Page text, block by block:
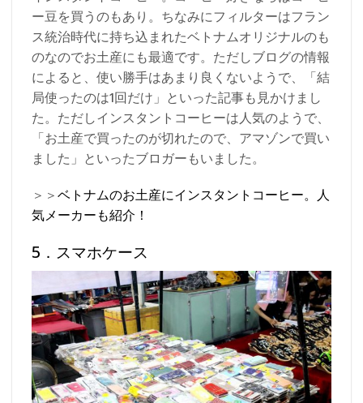
ー豆を買うのもあり。ちなみにフィルターはフラン
ス統治時代に持ち込まれたベトナムオリジナルのも
のなのでお土産にも最適です。ただしブログの情報
によると、使い勝手はあまり良くないようで、「結
局使ったのは1回だけ」といった記事も見かけまし
た。ただしインスタントコーヒーは人気のようで、
「お土産で買ったのが切れたので、アマゾンで買い
ました」といったブロガーもいました。
＞＞ベトナムのお土産にインスタントコーヒー。人
気メーカーも紹介！
5．スマホケース